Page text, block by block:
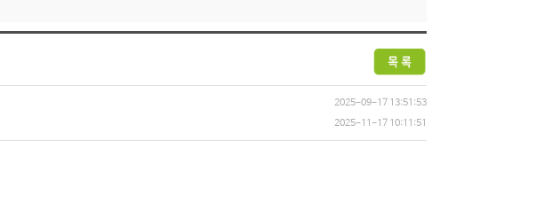
2025-09-17 13:51:53
2025-11-17 10:11:51